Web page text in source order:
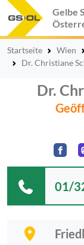
Gelbe
Startseite Wien
Dr. Christiane
Dr.
01/